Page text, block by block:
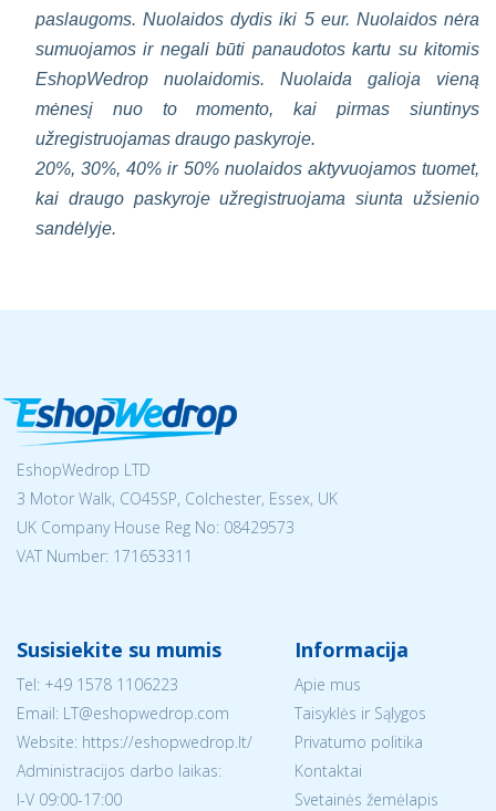
paslaugoms. Nuolaidos dydis iki 5 eur. Nuolaidos nėra
sumuojamos ir negali būti panaudotos kartu su kitomis
EshopWedrop nuolaidomis. Nuolaida galioja vieną
mėnesį nuo to momento, kai pirmas siuntinys
užregistruojamas draugo paskyroje.
20%, 30%, 40% ir 50% nuolaidos aktyvuojamos tuomet,
kai draugo paskyroje užregistruojama siunta užsienio
sandėlyje.
EshopWedrop LTD
3 Motor Walk, CO45SP, Colchester, Essex, UK
UK Company House Reg No: 08429573
VAT Number: 171653311
Susisiekite su mumis
Tel: +49 1578 1106223
Email: LT@eshopwedrop.com
Website: https://eshopwedrop.lt/
Administracijos darbo laikas:
I-V 09:00-17:00
Informacija
Apie mus
Taisyklės ir Sąlygos
Privatumo politika
Kontaktai
Svetainės žemėlapis